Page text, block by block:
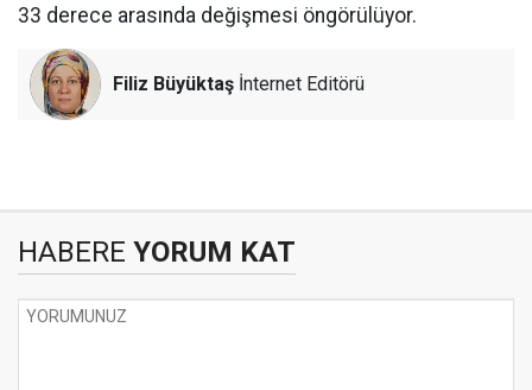
33 derece arasında değişmesi öngörülüyor.
Filiz Büyüktaş İnternet Editörü
HABERE YORUM KAT